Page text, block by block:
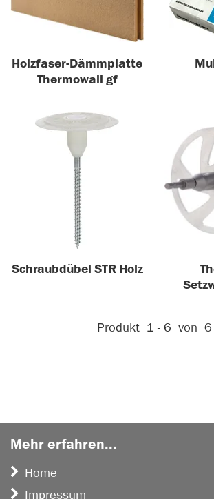
Holzfaser-Dämmplatte
Thermowall gf
Schraubdübel STR Holz
Aktive Filter:
Produkt 1 - 6 von 6
Mehr erfahren...
Home
Impressum